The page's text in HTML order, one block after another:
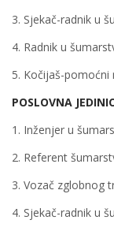
3. Sjekač-radnik u
4. Radnik u
5. Kočijaš-pomoćni
POSLOVNA
1. Inženjer u
2. Referent
3. Vozač zglobnog
4. Sjekač-radnik u